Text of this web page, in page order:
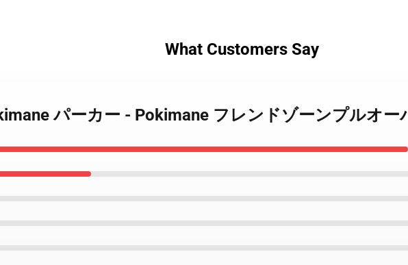
What Customers Say
パーカー - Pokimane フレンドゾーンプルオー